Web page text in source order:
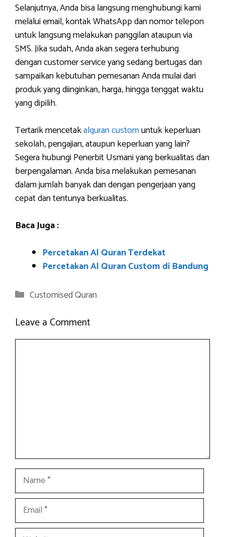
Selanjutnya, Anda bisa langsung menghubungi kami
melalui email, kontak WhatsApp dan nomor telepon
untuk langsung melakukan panggilan ataupun via
SMS. Jika sudah, Anda akan segera terhubung
dengan customer service yang sedang bertugas dan
sampaikan kebutuhan pemesanan Anda mulai dari
produk yang diinginkan, harga, hingga tenggat waktu
yang dipilih.
Tertarik mencetakalquran customuntuk keperluan
sekolah, pengajian, ataupun keperluan yang lain?
Segera hubungi Penerbit Usmani yang berkualitas dan
berpengalaman. Anda bisa melakukan pemesanan
dalam jumlah banyak dan dengan pengerjaan yang
cepat dan tentunya berkualitas.
Baca Juga :
Percetakan Al Quran Terdekat
Percetakan Al Quran Custom di Bandung
Categories
Customised Quran
Leave a Comment
Name
Email
Website